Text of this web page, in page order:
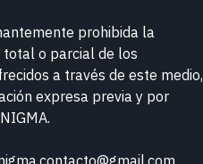
prohibida la
total o parcial de los
a través de este medio,
expresa previa y por